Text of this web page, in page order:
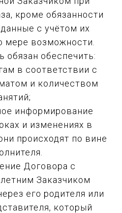
кроме обязанности
с учётом их
мере возможности.
обязан обеспечить:
в соответствии с
и количеством
информирование
и изменениях в
происходят по вине
Договора с
Заказчиком
его родителя или
который